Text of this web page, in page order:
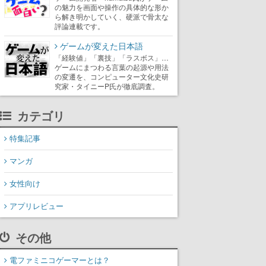
の魅力を画面や操作の具体的な形か
ら解き明かしていく、硬派で骨太な
評論連載です。
ゲームが変えた日本語
「経験値」「裏技」「ラスボス」…
ゲームにまつわる言葉の起源や用法
の変遷を、コンピューター文化史研
究家・タイニーP氏が徹底調査。
カテゴリ
特集記事
マンガ
女性向け
アプリレビュー
その他
電ファミニコゲーマーとは？